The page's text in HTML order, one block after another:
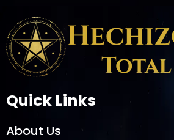
Quick Links
About Us